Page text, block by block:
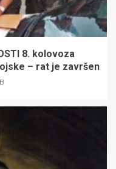
8. kolovoza
– rat je završen